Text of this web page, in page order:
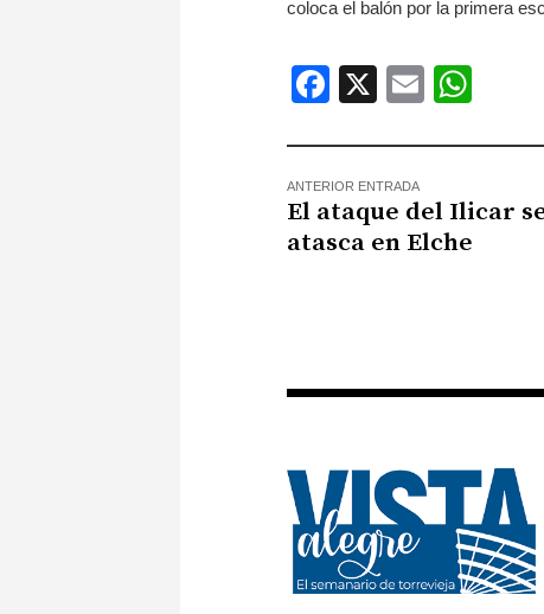
coloca el balón por la primera
Facebook
X Email
ANTERIOR ENTRADA
El ataque del Ilicar
atasca en Elche